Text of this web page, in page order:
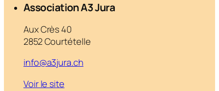
Association A3 Jura
Aux Crès 40
2852 Courtételle
info@a3jura.ch
Voir le site